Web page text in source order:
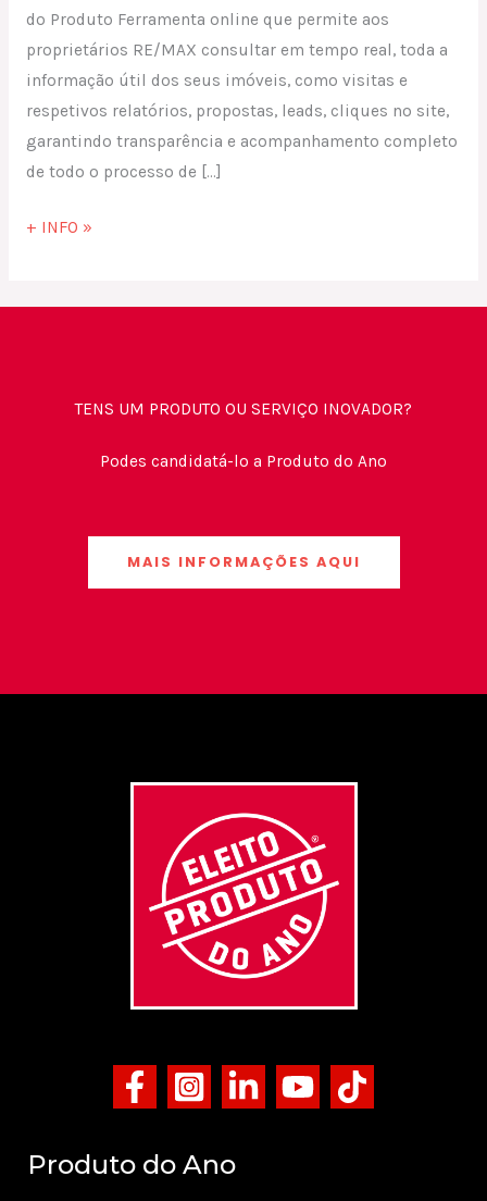
do Produto Ferramenta online que permite aos
proprietários RE/MAX consultar em tempo real, toda a
informação útil dos seus imóveis, como visitas e
respetivos relatórios, propostas, leads, cliques no site,
garantindo transparência e acompanhamento completo
de todo o processo de […]
+ INFO »
TENS UM PRODUTO OU SERVIÇO INOVADOR?
Podes candidatá-lo a Produto do Ano
MAIS INFORMAÇÕES AQUI
Produto do Ano